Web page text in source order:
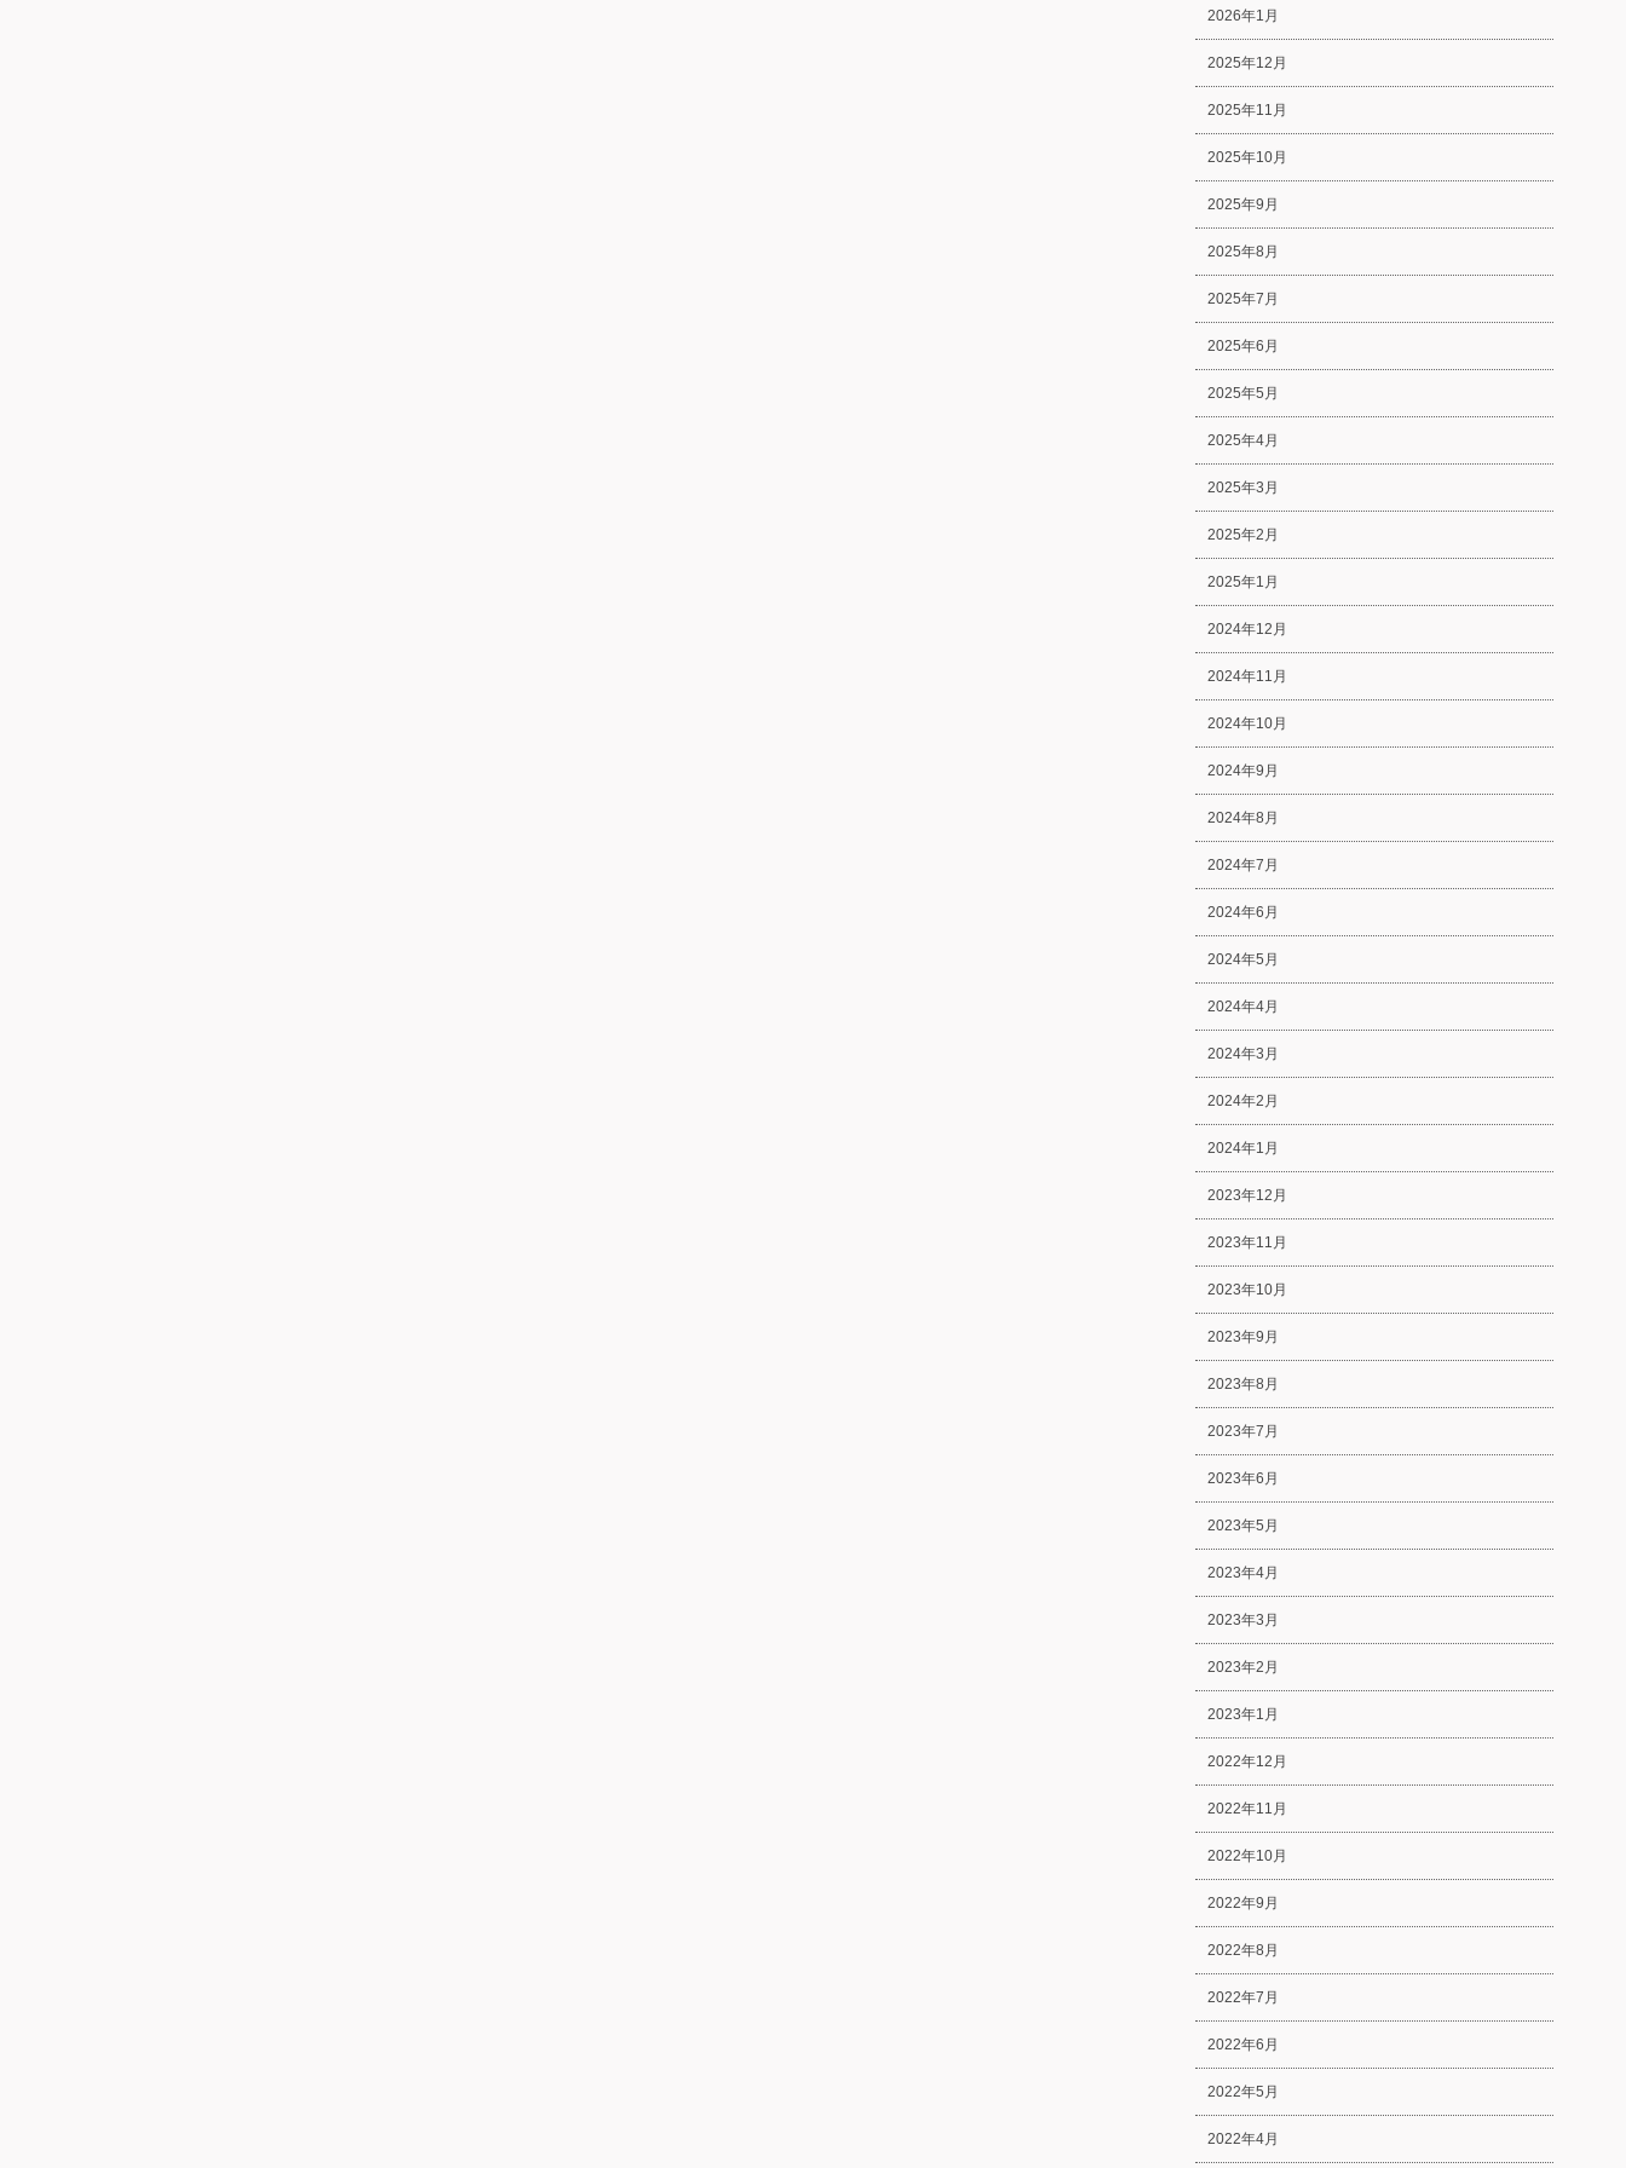
2026年1月
2025年12月
2025年11月
2025年10月
2025年9月
2025年8月
2025年7月
2025年6月
2025年5月
2025年4月
2025年3月
2025年2月
2025年1月
2024年12月
2024年11月
2024年10月
2024年9月
2024年8月
2024年7月
2024年6月
2024年5月
2024年4月
2024年3月
2024年2月
2024年1月
2023年12月
2023年11月
2023年10月
2023年9月
2023年8月
2023年7月
2023年6月
2023年5月
2023年4月
2023年3月
2023年2月
2023年1月
2022年12月
2022年11月
2022年10月
2022年9月
2022年8月
2022年7月
2022年6月
2022年5月
2022年4月